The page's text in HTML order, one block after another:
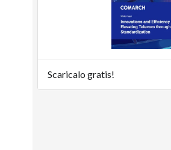
Scaricalo gratis!